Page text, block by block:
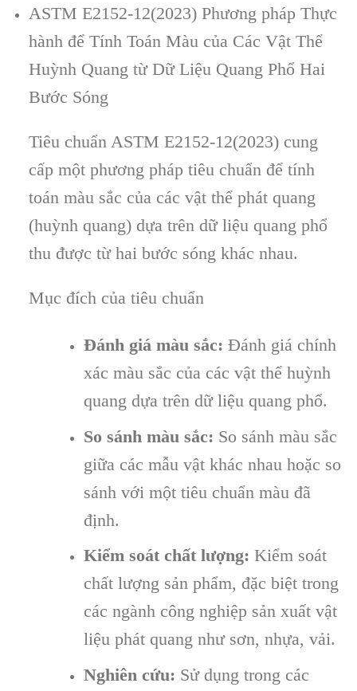
ASTM E2152-12(2023) Phương pháp Thực
hành để Tính Toán Màu của Các Vật Thể
Huỳnh Quang từ Dữ Liệu Quang Phổ Hai
Bước Sóng
Tiêu chuẩn ASTM E2152-12(2023) cung
cấp một phương pháp tiêu chuẩn để tính
toán màu sắc của các vật thể phát quang
(huỳnh quang) dựa trên dữ liệu quang phổ
thu được từ hai bước sóng khác nhau.
Mục đích của tiêu chuẩn
Đánh giá màu sắc: Đánh giá chính
xác màu sắc của các vật thể huỳnh
quang dựa trên dữ liệu quang phổ.
So sánh màu sắc: So sánh màu sắc
giữa các mẫu vật khác nhau hoặc so
sánh với một tiêu chuẩn màu đã
định.
Kiểm soát chất lượng: Kiểm soát
chất lượng sản phẩm, đặc biệt trong
các ngành công nghiệp sản xuất vật
liệu phát quang như sơn, nhựa, vải.
Nghiên cứu: Sử dụng trong các